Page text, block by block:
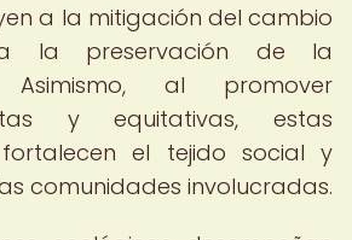
a la mitigación del cambio
la preservación de la
Asimismo, al promover
y equitativas, estas
fortalecen el tejido social y
comunidades involucradas.